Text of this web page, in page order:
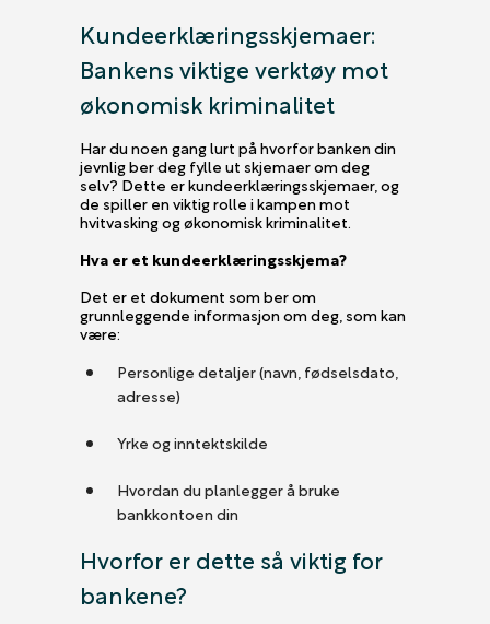
Kundeerklæringsskjemaer:
Bankens viktige verktøy mot
økonomisk kriminalitet
Har du noen gang lurt på hvorfor banken din
jevnlig ber deg fylle ut skjemaer om deg
selv? Dette er kundeerklæringsskjemaer, og
de spiller en viktig rolle i kampen mot
hvitvasking og økonomisk kriminalitet.
Hva er et kundeerklæringsskjema?
Det er et dokument som ber om
grunnleggende informasjon om deg, som kan
være:
Personlige detaljer (navn, fødselsdato,
adresse)
Yrke og inntektskilde
Hvordan du planlegger å bruke
bankkontoen din
Hvorfor er dette så viktig for
bankene?